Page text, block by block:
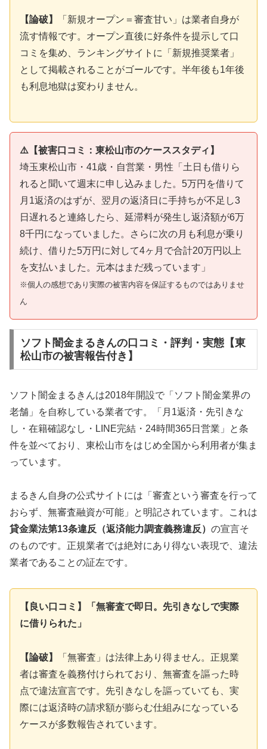
【論破】
「新規オープン＝審査甘い」は業者自身が
流す情報です。オープン直後に好条件を提示して口
コミを集め、ランキングサイトに「新規推奨業者」
として掲載されることがゴールです。半年後も1年後
も利息地獄は変わりません。
⚠️【被害口コミ：東松山市のケーススタディ】
埼玉東松山市・41歳・自営業・男性「土日も借りら
れると聞いて週末に申し込みました。5万円を借りて
月1返済のはずが、翌月の返済日に手持ちが不足し3
日遅れると連絡したら、延滞料が発生し返済額が6万
8千円になっていました。さらに次の月も利息が乗り
続け、借りた5万円に対して4ヶ月で合計20万円以上
を支払いました。元本はまだ残っています」
※個人の感想であり実際の被害内容を保証するものではありませ
ん
ソフト闇金まるきんの口コミ・評判・実態【東
松山市の被害報告付き】
ソフト闇金まるきんは2018年開設で「ソフト闇金業界の
老舗」を自称している業者です。「月1返済・先引きな
し・在籍確認なし・LINE完結・24時間365日営業」と条
件を並べており、東松山市をはじめ全国から利用者が集ま
っています。
まるきん自身の公式サイトには「審査という審査を行って
おらず、無審査融資が可能」と明記されています。これは
貸金業法第13条違反（返済能力調査義務違反） の宣言そ
のものです。正規業者では絶対にあり得ない表現で、違法
業者であることの証左です。
【良い口コミ】「無審査で即日。先引きなしで実際
に借りられた」
【論破】
「無審査」は法律上あり得ません。正規業
者は審査を義務付けられており、無審査を謳った時
点で違法宣言です。先引きなしを謳っていても、実
際には返済時の請求額が膨らむ仕組みになっている
ケースが多数報告されています。